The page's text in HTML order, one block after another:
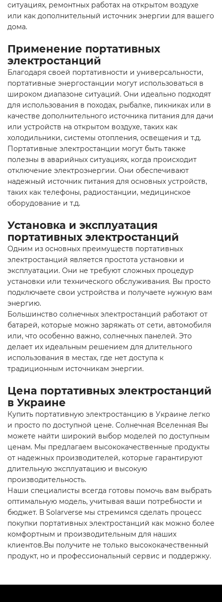
ситуациях, ремонтных работах на открытом воздухе
или как дополнительный источник энергии для вашего
дома.
Применение портативных
электростанций
Благодаря своей портативности и универсальности,
портативные энергостанции могут использоваться в
широком диапазоне ситуаций. Они идеально подходят
для использования в походах, рыбалке, пикниках или в
качестве дополнительного источника питания для дачи
или устройств на открытом воздухе, таких как
холодильники, системы отопления, освещения и т.д.
Портативные электростанции могут быть также
полезны в аварийных ситуациях, когда происходит
отключение электроэнергии. Они обеспечивают
надежный источник питания для основных устройств,
таких как телефоны, радиостанции, медицинское
оборудование и т.д.
Установка и эксплуатация
портативных электростанций
Одним из основных преимуществ портативных
электростанций является простота установки и
эксплуатации. Они не требуют сложных процедур
установки или технического обслуживания. Вы просто
подключаете свои устройства и получаете нужную вам
энергию.
Большинство солнечных электростанций работают от
батарей, которые можно заряжать от сети, автомобиля
или, что особенно важно, солнечных панелей. Это
делает их идеальным решением для длительного
использования в местах, где нет доступа к
традиционным источникам энергии.
Цена портативных электростанций
в Украине
Купить портативную электростанцию в Украине легко
и просто по доступной цене. Солнечная Вселенная Вы
можете найти широкий выбор моделей по доступным
ценам. Мы предлагаем высококачественные продукты
от надежных производителей, которые гарантируют
длительную эксплуатацию и высокую
производительность.
Наши специалисты всегда готовы помочь вам выбрать
оптимальную модель, учитывая ваши потребности и
бюджет. В Solarverse мы стремимся сделать процесс
покупки портативных электростанций как можно более
комфортным и производительным для наших
клиентов.Вы получите не только высококачественный
продукт, но и профессиональный сервис и поддержку.